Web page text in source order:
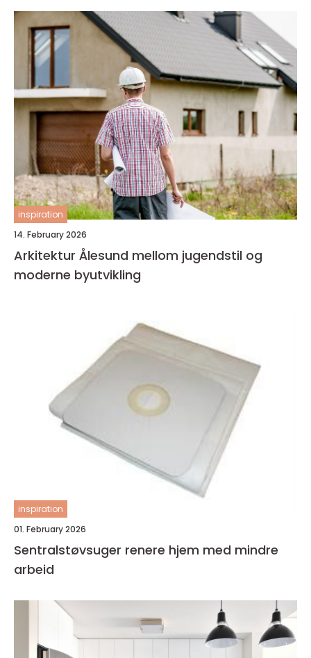
inspiration
14. February 2026
Arkitektur Ålesund mellom jugendstil og
moderne byutvikling
inspiration
01. February 2026
Sentralstøvsuger renere hjem med mindre
arbeid